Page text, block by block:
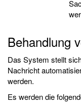
Behandlung
Das System stellt
Nachricht
werden.
Es werden die